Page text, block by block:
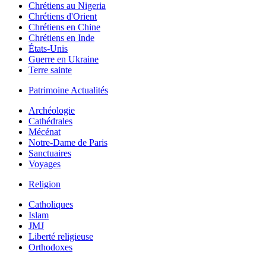
Chrétiens au Nigeria
Chrétiens d'Orient
Chrétiens en Chine
Chrétiens en Inde
États-Unis
Guerre en Ukraine
Terre sainte
Patrimoine Actualités
Archéologie
Cathédrales
Mécénat
Notre-Dame de Paris
Sanctuaires
Voyages
Religion
Catholiques
Islam
JMJ
Liberté religieuse
Orthodoxes